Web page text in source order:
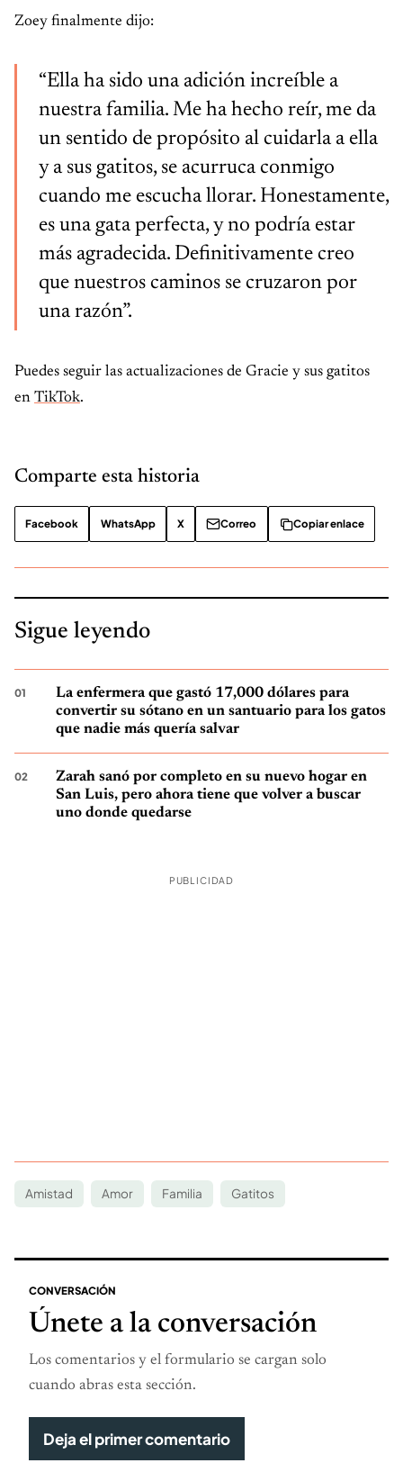
Zoey finalmente dijo:
“Ella ha sido una adición increíble a
nuestra familia. Me ha hecho reír, me da
un sentido de propósito al cuidarla a ella
y a sus gatitos, se acurruca conmigo
cuando me escucha llorar. Honestamente,
es una gata perfecta, y no podría estar
más agradecida. Definitivamente creo
que nuestros caminos se cruzaron por
una razón”.
Puedes seguir las actualizaciones de Gracie y sus gatitos
en TikTok.
Comparte esta historia
Facebook WhatsApp X Correo Copiar enlace
Sigue leyendo
La enfermera que gastó 17,000 dólares para
convertir su sótano en un santuario para los gatos
que nadie más quería salvar
Zarah sanó por completo en su nuevo hogar en
San Luis, pero ahora tiene que volver a buscar
uno donde quedarse
PUBLICIDAD
Amistad Amor Familia Gatitos
CONVERSACIÓN
Únete a la conversación
Los comentarios y el formulario se cargan solo
cuando abras esta sección.
Deja el primer comentario